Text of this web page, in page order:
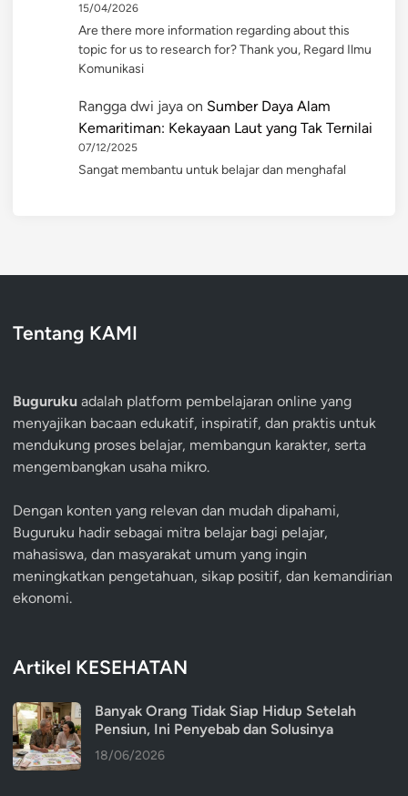
15/04/2026
Are there more information regarding about this
topic for us to research for? Thank you, Regard Ilmu
Komunikasi
Rangga dwi jaya on Sumber Daya Alam
Kemaritiman: Kekayaan Laut yang Tak Ternilai
07/12/2025
Sangat membantu untuk belajar dan menghafal
Tentang KAMI
Buguruku adalah platform pembelajaran online yang
menyajikan bacaan edukatif, inspiratif, dan praktis untuk
mendukung proses belajar, membangun karakter, serta
mengembangkan usaha mikro.
Dengan konten yang relevan dan mudah dipahami,
Buguruku hadir sebagai mitra belajar bagi pelajar,
mahasiswa, dan masyarakat umum yang ingin
meningkatkan pengetahuan, sikap positif, dan kemandirian
ekonomi.
Artikel KESEHATAN
Banyak Orang Tidak Siap Hidup Setelah
Pensiun, Ini Penyebab dan Solusinya
18/06/2026